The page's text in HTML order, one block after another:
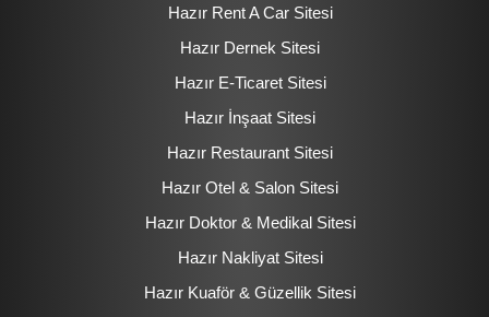
Hazır Rent A Car Sitesi
Hazır Dernek Sitesi
Hazır E-Ticaret Sitesi
Hazır İnşaat Sitesi
Hazır Restaurant Sitesi
Hazır Otel & Salon Sitesi
Hazır Doktor & Medikal Sitesi
Hazır Nakliyat Sitesi
Hazır Kuaför & Güzellik Sitesi